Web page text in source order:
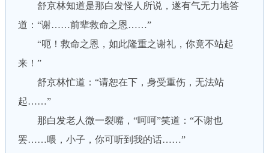
舒京林知道是那白发怪人所说，遂有气无力地答
道：“谢……前辈救命之恩……”
“呃！救命之恩，如此隆重之谢礼，你竟不站起
来！”
舒京林忙道：“请恕在下，身受重伤，无法站
起……”
那白发老人微一裂嘴，“呵呵”笑道：“不谢也
罢……喂，小子，你可听到我的话……”